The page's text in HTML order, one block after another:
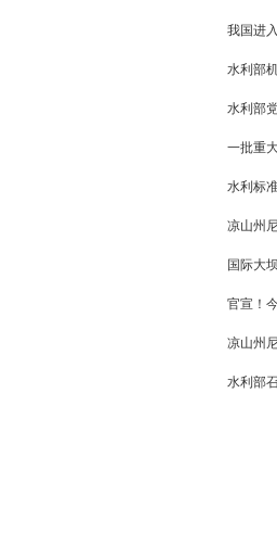
我国进
水利部
水利部
一批重
水利标
凉山州
国际大
官宣！
凉山州
水利部